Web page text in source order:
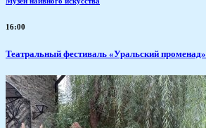
16:00
Театральный фестиваль «Уральский променад»